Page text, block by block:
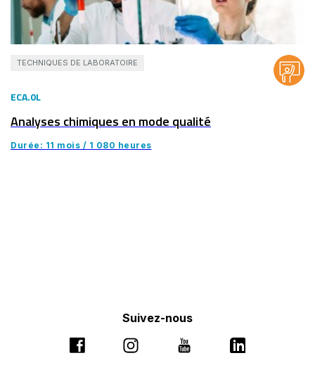
TECHNIQUES DE LABORATOIRE
ECA.0L
Analyses chimiques en mode qualité
Durée: 11 mois / 1 080 heures
Suivez-nous
Ce
Ce
Ce
Ce